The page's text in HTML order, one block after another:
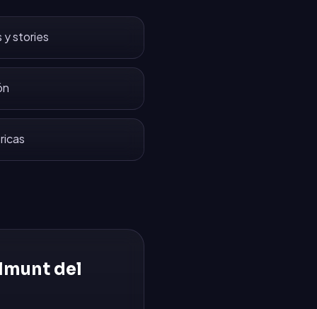
y stories
del